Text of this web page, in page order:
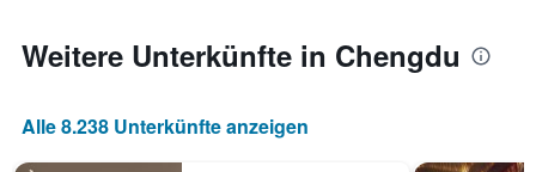
den
anzeigt
Weitere Unterkünfte in Chengdu
Alle 8.238 Unterkünfte anzeigen